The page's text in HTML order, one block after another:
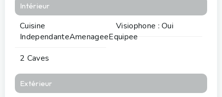
Intérieur
Cuisine
IndependanteAmenageeEquipee
Visiophone : Oui
2 Caves
Extérieur